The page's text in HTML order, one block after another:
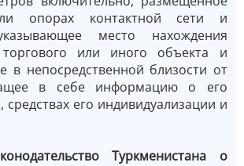
опорах контактной сети и
место нахождения
торгового или иного объекта и
в непосредственной близости от
в себе информацию о его
его индивидуализации и
Туркменистана о